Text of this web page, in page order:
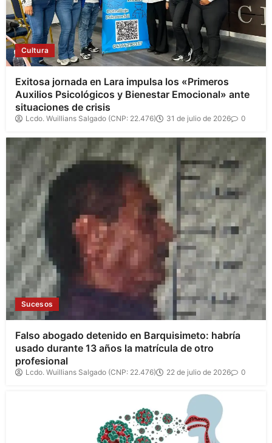
Cultura
Exitosa jornada en Lara impulsa los «Primeros
Auxilios Psicológicos y Bienestar Emocional» ante
situaciones de crisis
Lcdo. Wuillians Salgado (CNP: 22.476) 31 de julio de 2026 0
Sucesos
Falso abogado detenido en Barquisimeto: habría
usado durante 13 años la matrícula de otro
profesional
Lcdo. Wuillians Salgado (CNP: 22.476) 22 de julio de 2026 0